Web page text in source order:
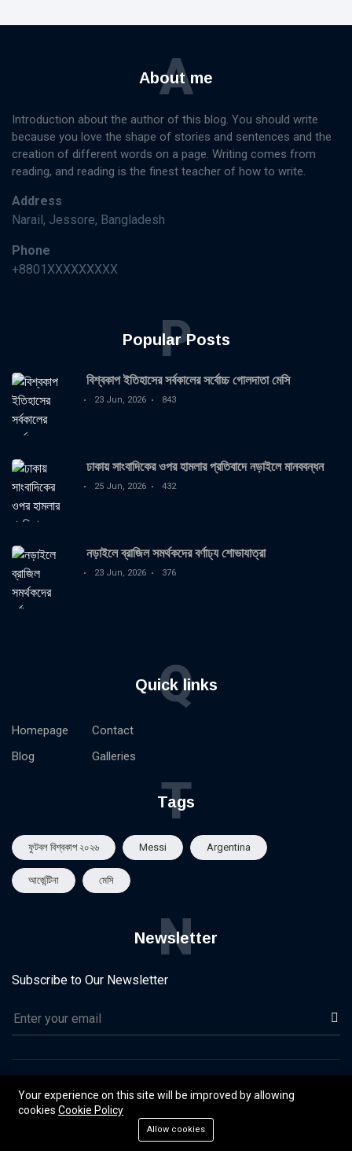
About me
A
Introduction about the author of this blog. You should write
because you love the shape of stories and sentences and the
creation of different words on a page. Writing comes from
reading, and reading is the finest teacher of how to write.
Address
Narail, Jessore, Bangladesh
Phone
+8801XXXXXXXXX
Popular Posts
P
বিশ্বকাপ ইতিহাসের সর্বকালের সর্বোচ্চ গোলদাতা মেসি
23 Jun, 2026 843
ঢাকায় সাংবাদিকের ওপর হামলার প্রতিবাদে নড়াইলে মানববন্ধন
25 Jun, 2026 432
নড়াইলে ব্রাজিল সমর্থকদের বর্ণাঢ্য শোভাযাত্রা
23 Jun, 2026 376
Quick links
Q
Homepage
Blog
Contact
Galleries
Tags
T
ফুটবল বিশ্বকাপ ২০২৬ Messi Argentina
আর্জেন্টিনা মেসি
Newsletter
N
Subscribe to Our Newsletter
©2025 Dainik Ocean | Developed by Cyber 32
Contact Blog
Your experience on this site will be improved by allowing
cookies Cookie Policy
Allow cookies